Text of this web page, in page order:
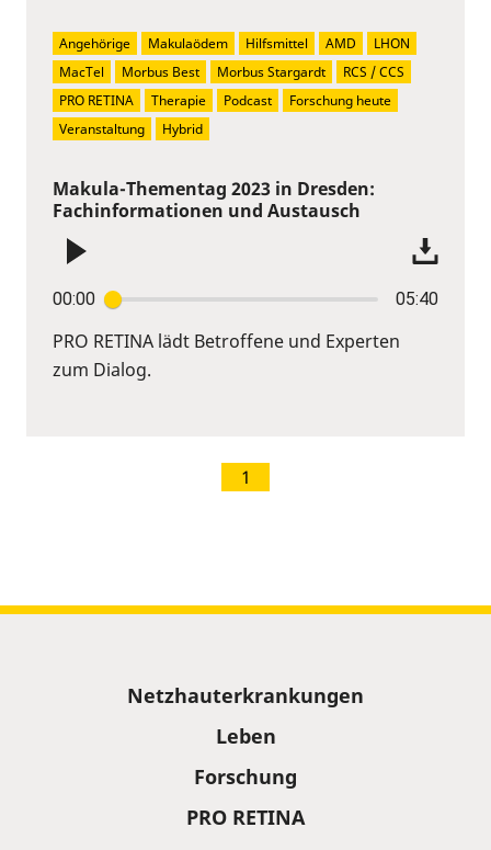
Makula-Thementag 2023 in Dresden:
Fachinformationen und Austausch
00:00 05:40
PRO RETINA lädt Betroffene und Experten
zum Dialog.
Angehörige Makulaödem Hilfsmittel AMD
LHON
MacTel
Morbus Best Morbus Stargardt
RCS / CCS
PRO RETINA
Therapie Podcast
Forschung heute
Veranstaltung
Hybrid
1
Netzhauterkrankungen
Leben
Forschung
PRO RETINA